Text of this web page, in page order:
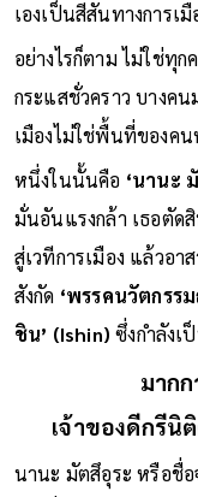
เองเป็นสีสันทางการเ
อย่างไรก็ตาม ไม่ใช่ทุก
กระแสชั่วคราว บางค
เมืองไม่ใช่พื้นที่ของค
หนึ่งในนั้นคือ ‘นานะ
มั่นอันแรงกล้า เธอตัดสิ
สู่เวทีการเมือง แล้วอ
สังกัด ‘พรรคนวัตกรร
ชิน’ (Ishin) ซึ่งกำลังเ
มาก
เจ้าของดีกรีนิ
นานะ มัตสึอุระ หรือชื่อ